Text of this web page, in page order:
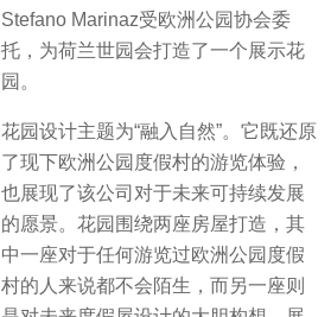
Stefano Marinaz受欧洲公园协会委
托，为荷兰世园会打造了一个展示花
园。
花园设计主题为“融入自然”。它既还原
了现下欧洲公园度假村的游览体验，
也展现了该公司对于未来可持续发展
的愿景。花园围绕两座房屋打造，其
中一座对于任何游览过欧洲公园度假
村的人来说都不会陌生，而另一座则